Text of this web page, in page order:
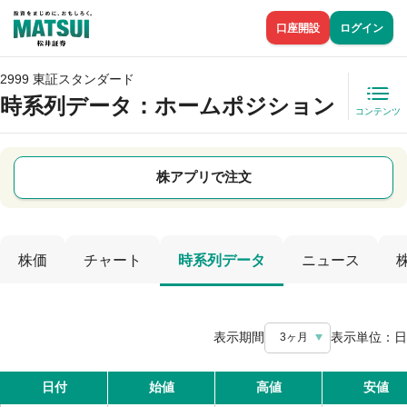
口座開設 ログイン
2999 東証スタンダード
時系列データ ：ホームポジション コンテンツ
株アプリで注文
株価 チャート 時系列データ ニュース
表示期間 3ヶ月 表示単位： 日
日付 始値 高値 安値